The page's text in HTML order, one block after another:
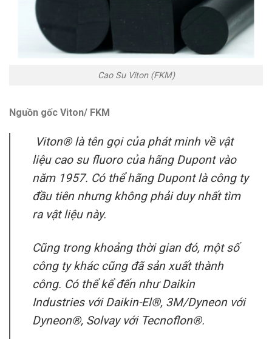
Cao Su Viton (FKM)
Nguồn gốc Viton/ FKM
Viton® là tên gọi của phát minh về vật
liệu cao su fluoro của hãng Dupont vào
năm 1957. Có thể hãng Dupont là công ty
đầu tiên nhưng không phải duy nhất tìm
ra vật liệu này.
Cũng trong khoảng thời gian đó, một số
công ty khác cũng đã sản xuất thành
công. Có thể kể đến như Daikin
Industries với Daikin-El®, 3M/Dyneon với
Dyneon®, Solvay với Tecnoflon®.